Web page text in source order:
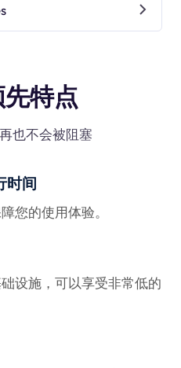
特点
也不会被阻塞
时间
您的使用体验。
设施，可以享受非常低的